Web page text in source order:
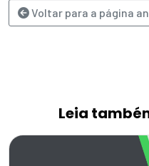
Voltar
Leia